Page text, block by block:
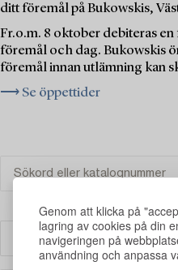
Genom att klicka på
lagring av cookies på din
navigeringen på
användning och anpassa
ditt föremål på Bukowskis,
Fr.o.m. 8 oktober debiteras
föremål och dag. Bukowskis
föremål innan utlämning kan
⟶ Se öppettider